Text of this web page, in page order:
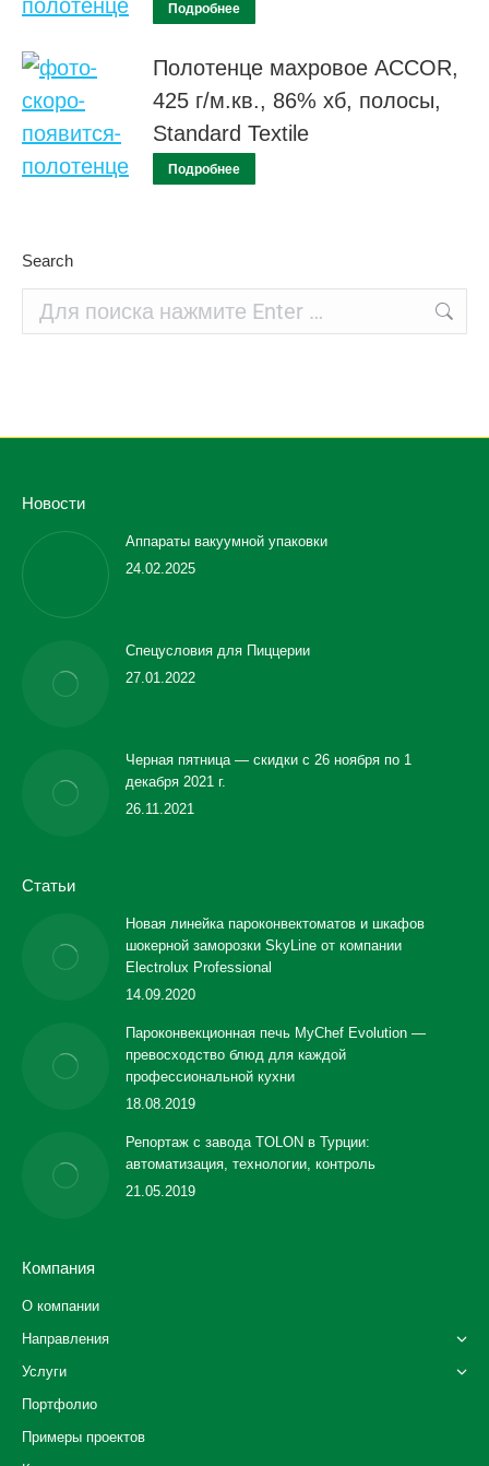
Подробнее
Полотенце махровое ACCOR,
425 г/м.кв., 86% хб, полосы,
Standard Textile
Подробнее
Search
Новости
Аппараты вакуумной упаковки
24.02.2025
Спецусловия для Пиццерии
27.01.2022
Черная пятница — скидки с 26 ноября по 1
декабря 2021 г.
26.11.2021
Статьи
Новая линейка пароконвектоматов и шкафов
шокерной заморозки SkyLine от компании
Electrolux Professional
14.09.2020
Пароконвекционная печь MyChef Evolution —
превосходство блюд для каждой
профессиональной кухни
18.08.2019
Репортаж с завода TOLON в Турции:
автоматизация, технологии, контроль
21.05.2019
Компания
О компании
Направления
Услуги
Портфолио
Примеры проектов